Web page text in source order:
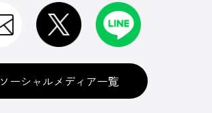
ソーシャルメディア一覧